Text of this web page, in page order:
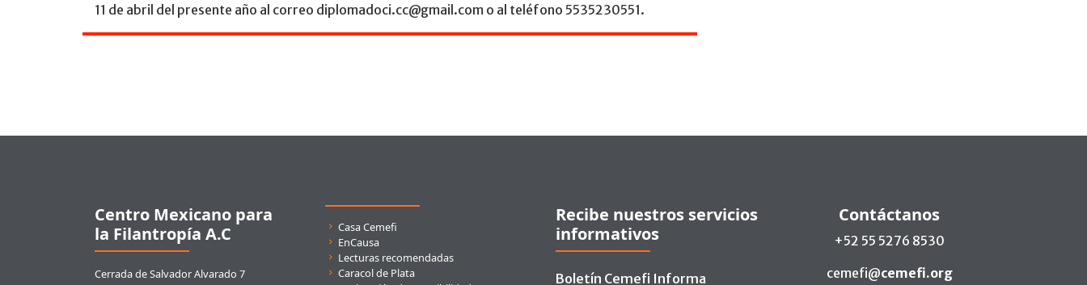
11 de abril del presente año al correo diplomadoci.cc@gmail.com o al teléfono 5535230551.
Centro Mexicano para
la Filantropía A.C
Cerrada de Salvador Alvarado 7
Enlaces rápidos
Casa Cemefi
EnCausa
Lecturas recomendadas
Caracol de Plata
Recibe nuestros servicios
informativos
Boletín Cemefi Informa
Contáctanos
+52 55 5276 8530
cemefi@cemefi.org